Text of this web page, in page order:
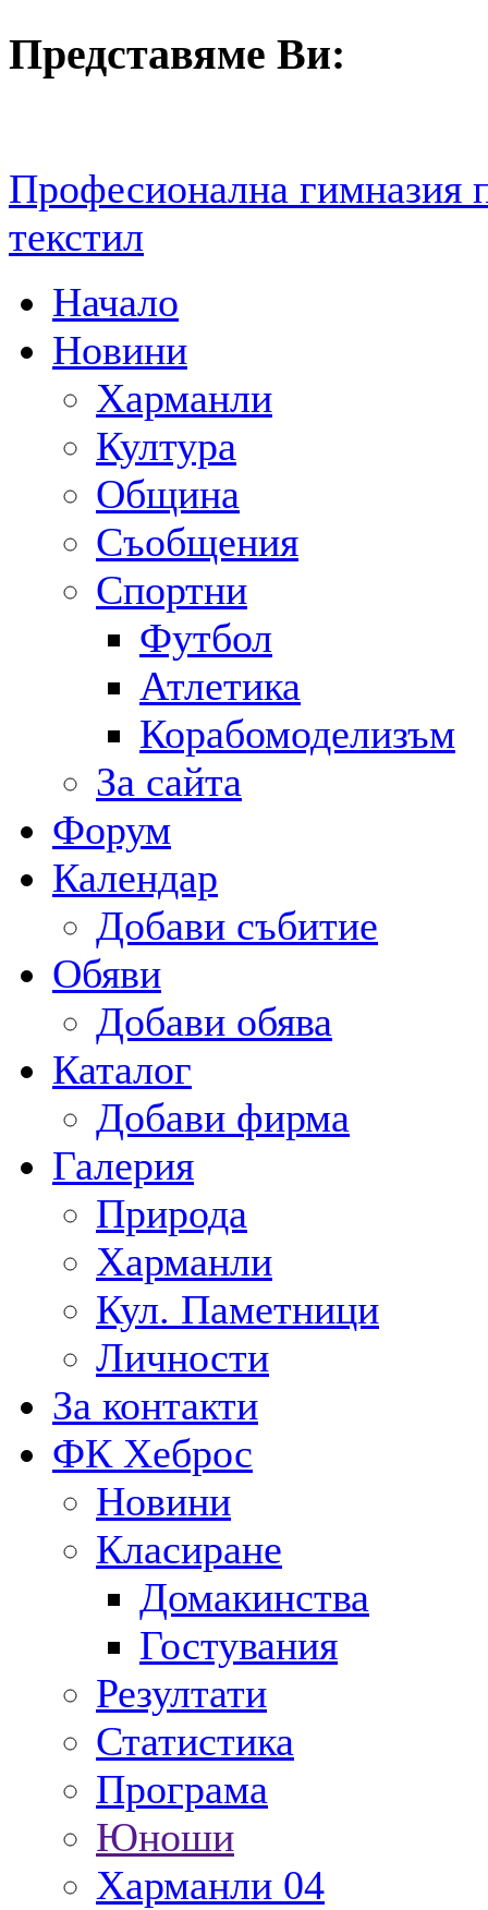
Представяме Ви:
Професионална гимназия
текстил
Начало
Новини
Харманли
Култура
Община
Съобщения
Спортни
Футбол
Атлетика
Корабомоделизъм
За сайта
Форум
Календар
Добави събитие
Обяви
Добави обява
Каталог
Добави фирма
Галерия
Природа
Харманли
Кул. Паметници
Личности
За контакти
ФК Хеброс
Новини
Класиране
Домакинства
Гостувания
Резултати
Статистика
Програма
Юноши
Харманли 04